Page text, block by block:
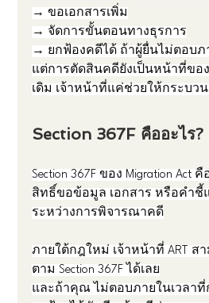
→ ขอเอกสารเพิ่ม
→ จัดการขั้นตอนทางธุรการ
→ ยกฟ้องคดีได้ ถ้าผู้ยื่นไม่ตอบภ
แต่การตัดสินคดียังเป็นหน้าที่ของ
เดิม เจ้าหน้าที่แค่ช่วยให้กระบว
Section 367F คืออะไร?
Section 367F ของ Migration Act
สิทธิ์ขอข้อมูล เอกสาร หรือคำชี้
ระหว่างการพิจารณาคดี
ภายใต้กฎใหม่ เจ้าหน้าที่ ART ส
ตาม Section 367F ได้เลย
และถ้าคุณ ไม่ตอบภายในเวลา